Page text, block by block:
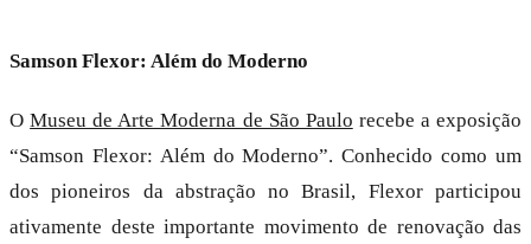
Samson Flexor: Além do Moderno
OMuseu de Arte Moderna de São Paulo recebe a exposição
“Samson Flexor: Além do Moderno”. Conhecido como um
dos pioneiros da abstração no Brasil, Flexor participou
ativamente deste importante movimento de renovação das